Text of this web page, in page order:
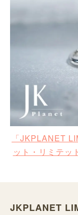
「JKPLANET
ット・リミテッ
JKPLANET